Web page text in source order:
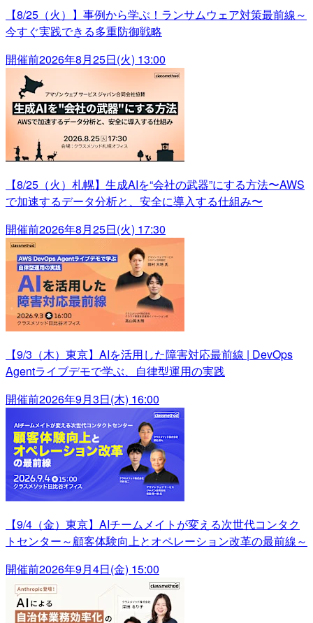
【8/25（火）】事例から学ぶ！ランサムウェア対策最前線～
今すぐ実践できる多重防御戦略
開催前2026年8月25日(火) 13:00
【8/25（火）札幌】生成AIを“会社の武器”にする方法〜AWS
で加速するデータ分析と、安全に導入する仕組み〜
開催前2026年8月25日(火) 17:30
【9/3（木）東京】AIを活用した障害対応最前線 | DevOps
Agentライブデモで学ぶ、自律型運用の実践
開催前2026年9月3日(木) 16:00
【9/4（金）東京】AIチームメイトが変える次世代コンタク
トセンター～顧客体験向上とオペレーション改革の最前線～
開催前2026年9月4日(金) 15:00